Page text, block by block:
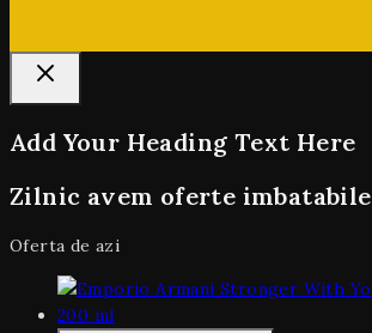
Add Your Heading Text Here
Zilnic avem oferte imbatabile
Oferta de azi